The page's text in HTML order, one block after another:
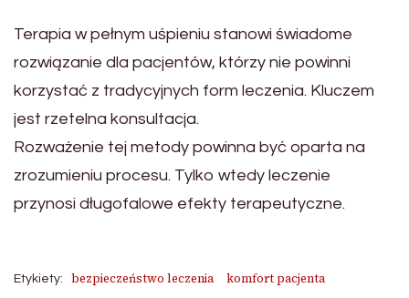
Terapia w pełnym uśpieniu stanowi świadome
rozwiązanie dla pacjentów, którzy nie powinni
korzystać z tradycyjnych form leczenia. Kluczem
jest rzetelna konsultacja.
Rozważenie tej metody powinna być oparta na
zrozumieniu procesu. Tylko wtedy leczenie
przynosi długofalowe efekty terapeutyczne.
Etykiety: bezpieczeństwo leczenia
komfort pacjenta